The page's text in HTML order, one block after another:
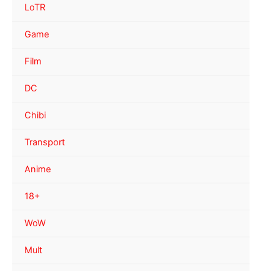
LoTR
Game
Film
DC
Chibi
Transport
Anime
18+
WoW
Mult